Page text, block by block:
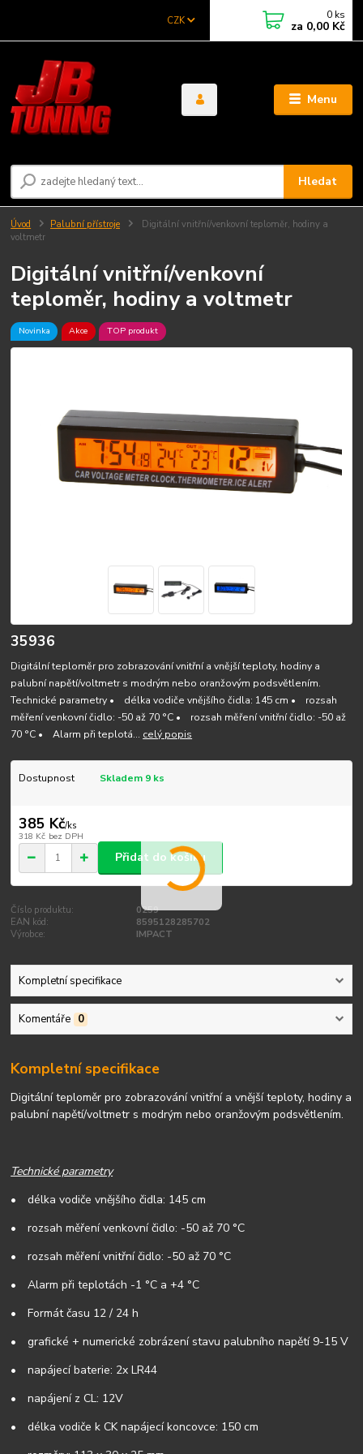
Menu
CZK
Hledat
0 ks
za 0,00 Kč
Úvod Palubní přístroje
Digitální vnitřní/venkovní teploměr, hodiny a
voltmetr
Digitální vnitřní/venkovní
teploměr, hodiny a voltmetr
Novinka Akce TOP produkt
35936
Digitální teploměr pro zobrazování vnitřní a vnější teploty, hodiny a
palubní napětí/voltmetr s modrým nebo oranžovým podsvětlením.
Technické parametry • délka vodiče vnějšího čidla: 145 cm • rozsah
měření venkovní čidlo: -50 až 70 °C • rozsah měření vnitřní čidlo: -50 až
70 °C • Alarm při teplotá... celý popis
Dostupnost Skladem 9 ks
385 Kč/ks
318 Kč bez DPH
Přidat do košíku
Číslo produktu:
0259
EAN kód:
8595128285702
Výrobce:
IMPACT
Kompletní specifikace
Komentáře 0
Kompletní specifikace
Digitální teploměr pro zobrazování vnitřní a vnější teploty, hodiny a
palubní napětí/voltmetr s modrýmnebo oranžovýmpodsvětlením.
Technické parametry
•délka vodiče vnějšíhočidla: 145 cm
•rozsah měřenívenkovní čidlo: -50 až 70 °C
•rozsah měřenívnitřní čidlo: -50 až 70 °C
•Alarm při teplotách -1 °C a +4 °C
•Formátčasu 12 / 24 h
•grafické + numerické zobrázení stavu palubního napětí 9-15 V
•napájecí baterie: 2x LR44
•napájení z CL: 12V
•délka vodiče k CK napájecí koncovce: 150 cm